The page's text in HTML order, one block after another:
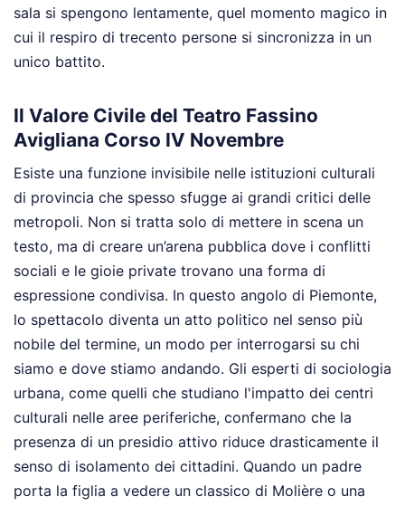
sala si spengono lentamente, quel momento magico in
cui il respiro di trecento persone si sincronizza in un
unico battito.
Il Valore Civile del Teatro Fassino
Avigliana Corso IV Novembre
Esiste una funzione invisibile nelle istituzioni culturali
di provincia che spesso sfugge ai grandi critici delle
metropoli. Non si tratta solo di mettere in scena un
testo, ma di creare un’arena pubblica dove i conflitti
sociali e le gioie private trovano una forma di
espressione condivisa. In questo angolo di Piemonte,
lo spettacolo diventa un atto politico nel senso più
nobile del termine, un modo per interrogarsi su chi
siamo e dove stiamo andando. Gli esperti di sociologia
urbana, come quelli che studiano l'impatto dei centri
culturali nelle aree periferiche, confermano che la
presenza di un presidio attivo riduce drasticamente il
senso di isolamento dei cittadini. Quando un padre
porta la figlia a vedere un classico di Molière o una